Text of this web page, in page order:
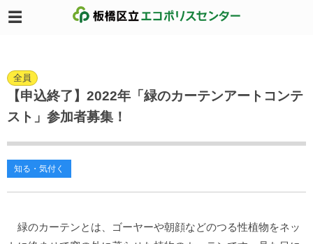
全員
【申込終了】2022年「緑のカーテンアートコンテ
スト」参加者募集！
知る・気付く
緑のカーテンとは、ゴーヤーや朝顔などのつる性植物をネッ